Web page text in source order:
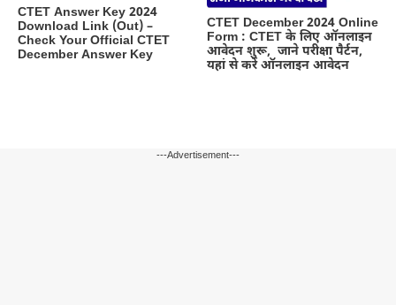
CTET Answer Key 2024
Download Link (Out) –
Check Your Official CTET
December Answer Key
CTET December 2024 Online
Form : CTET के लिए ऑनलाइन
आवेदन शुरू, जाने परीक्षा पैर्टन,
यहां से करें ऑनलाइन आवेदन
---Advertisement---